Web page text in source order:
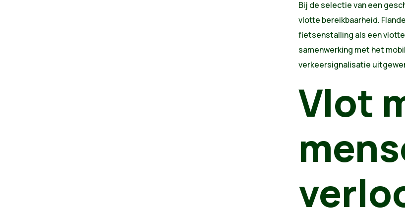
Bij de selectie van een
vlotte bereikbaarheid.
fietsenstalling als een vlotte
samenwerking met het
verkeersignalisatie
Vlot